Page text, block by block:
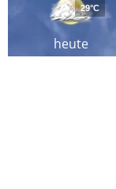
heute
29°C